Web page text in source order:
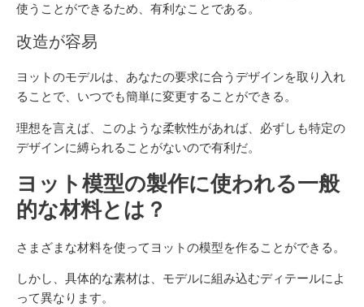
使うことができるため、有利なことである。
改造が容易
ヨットのモデルは、あなたの要求に合うデザインを取り入れ
ることで、いつでも簡単に変更することができる。
理想を言えば、このような柔軟性があれば、必ずしも特定の
デザインに縛られることがないので有利だ。
ヨット模型の製作に使われる一般
的な材料とは？
さまざまな材料を使ってヨットの模型を作ることができる。
しかし、具体的な素材は、モデルに組み込むディテールによ
って異なります。